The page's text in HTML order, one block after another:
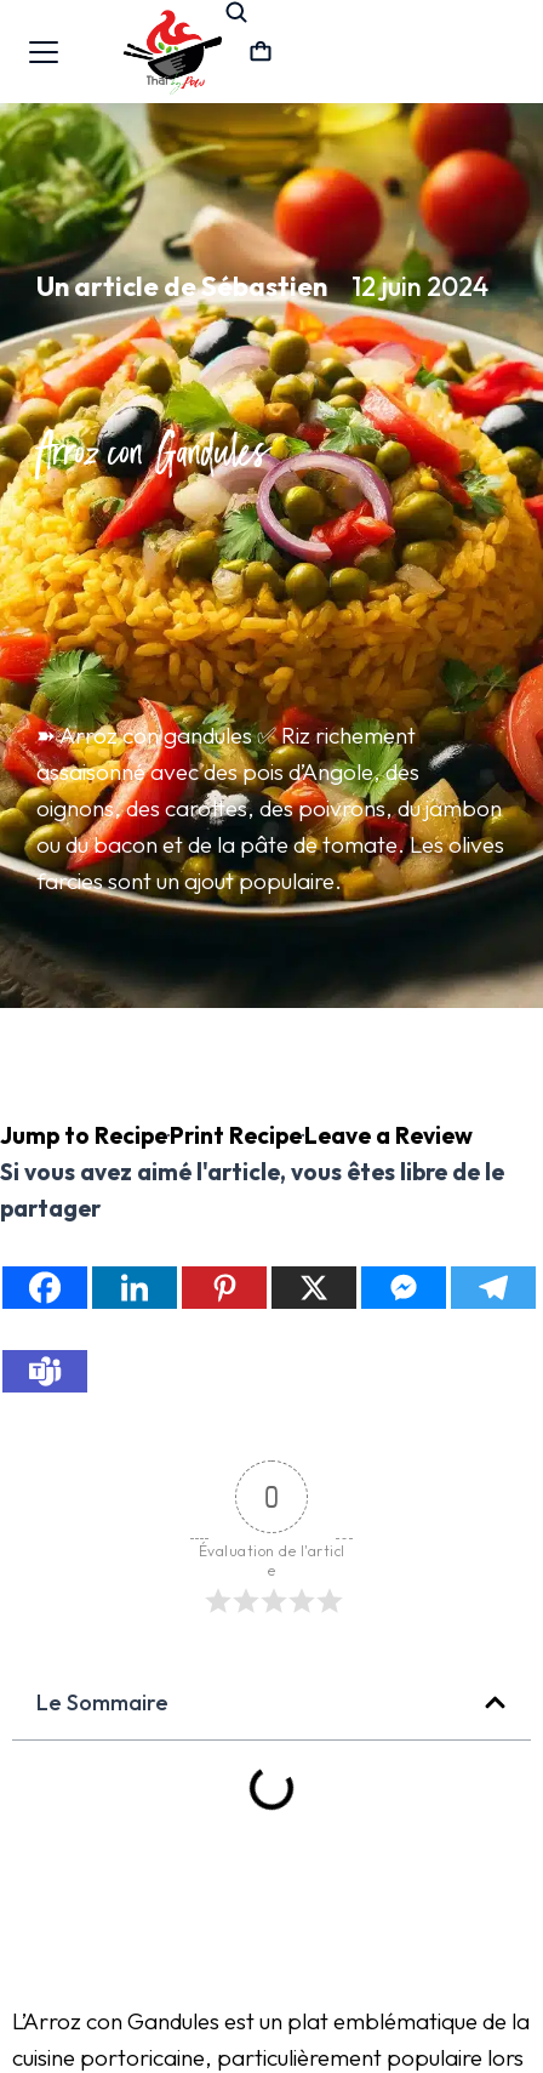
Un article de Sébastien 12 juin 2024
Arroz con Gandules
➽ Arroz con gandules ✅ Riz richement
assaisonné avec des pois d’Angole, des
oignons, des carottes, des poivrons, du jambon
ou du bacon et de la pâte de tomate. Les olives
farcies sont un ajout populaire.
Jump to Recipe·Print Recipe·Leave a Review
Si vous avez aimé l'article, vous êtes libre de le
partager
0
Évaluation de l'articl
e
Le Sommaire
L’Arroz con Gandules est un plat emblématique de la
cuisine portoricaine, particulièrement populaire lors